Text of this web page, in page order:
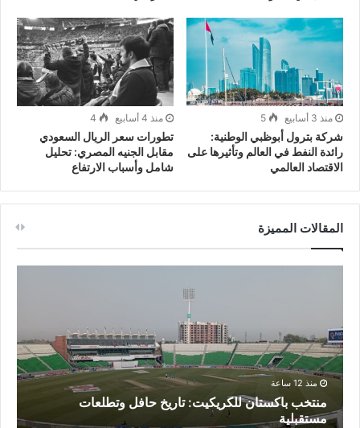
منذ 3 أسابيع 5
شركة بترول أبوظبي الوطنية:
رائدة النفط في العالم وتأثيرها على
الاقتصاد العالمي
منذ 4 أسابيع 4
تطورات سعر الريال السعودي
مقابل الجنيه المصري: تحليل
شامل وأسباب الارتفاع
المقالات المميزة
منذ 12 ساعة
منتخب باكستان للكريكيت: تاريخ حافل وتطلعات
مستقبلية